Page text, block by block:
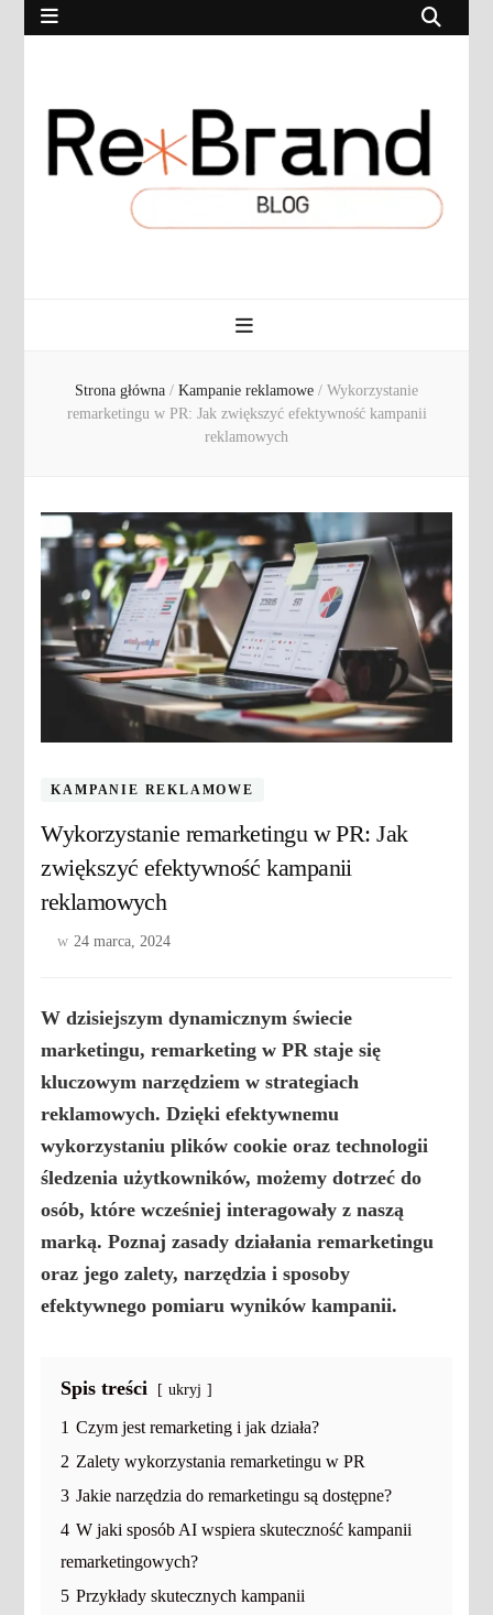
Strona główna / Kampanie reklamowe / Wykorzystanie
remarketingu w PR: Jak zwiększyć efektywność kampanii
reklamowych
KAMPANIE REKLAMOWE
Wykorzystanie remarketingu w PR: Jak
zwiększyć efektywność kampanii
reklamowych
w 24 marca, 2024
W dzisiejszym dynamicznym świecie
marketingu, remarketing w PR staje się
kluczowym narzędziem w strategiach
reklamowych. Dzięki efektywnemu
wykorzystaniu plików cookie oraz technologii
śledzenia użytkowników, możemy dotrzeć do
osób, które wcześniej interagowały z naszą
marką. Poznaj zasady działania remarketingu
oraz jego zalety, narzędzia i sposoby
efektywnego pomiaru wyników kampanii.
Spis treści ukryj
1 Czym jest remarketing i jak działa?
2 Zalety wykorzystania remarketingu w PR
3 Jakie narzędzia do remarketingu są dostępne?
4 W jaki sposób AI wspiera skuteczność kampanii
remarketingowych?
5 Przykłady skutecznych kampanii